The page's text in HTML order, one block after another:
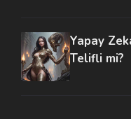
Yapay
Telifli mi?